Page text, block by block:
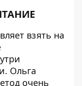
взять на
Ольга
очень